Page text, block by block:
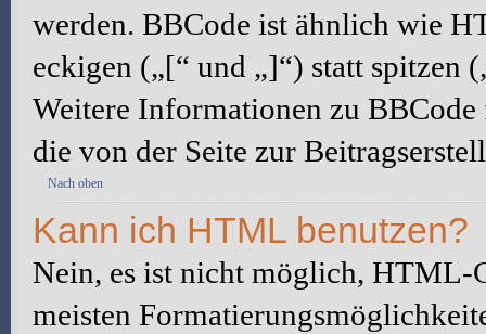
werden. BBCode ist ähnlich wie
eckigen („[“ und „]“) statt spitzen
Weitere Informationen zu
die von der Seite zur
Nach oben
Kann ich HTML benutzen?
Nein, es ist nicht möglich, HTML-
meisten